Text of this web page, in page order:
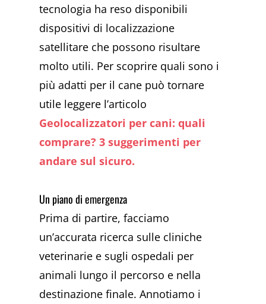
tecnologia ha reso disponibili
dispositivi di localizzazione
satellitare che possono risultare
molto utili. Per scoprire quali sono i
più adatti per il cane può tornare
utile leggere l’articolo
Geolocalizzatori per cani: quali
comprare? 3 suggerimenti per
andare sul sicuro.
Un piano di emergenza
Prima di partire, facciamo
un’accurata ricerca sulle cliniche
veterinarie e sugli ospedali per
animali lungo il percorso e nella
destinazione finale. Annotiamo i